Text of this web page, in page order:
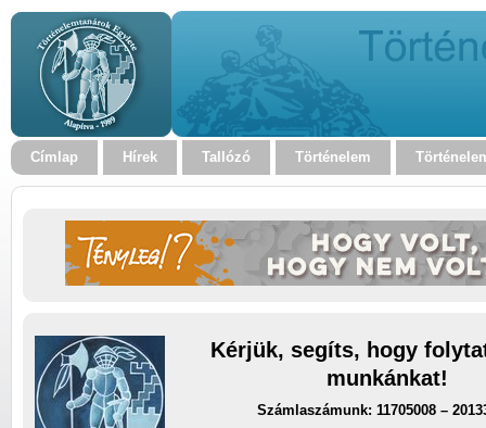
Címlap Hírek Tallózó Történelem
Kérjük, segíts, hogy
munkánkat!
Számlaszámunk: 11705008 –